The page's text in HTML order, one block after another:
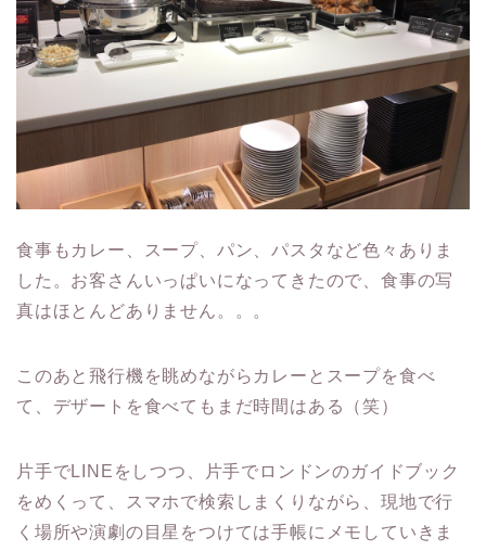
食事もカレー、スープ、パン、パスタなど色々ありま
した。お客さんいっぱいになってきたので、食事の写
真はほとんどありません。。。
このあと飛行機を眺めながらカレーとスープを食べ
て、デザートを食べてもまだ時間はある（笑）
片手でLINEをしつつ、片手でロンドンのガイドブック
をめくって、スマホで検索しまくりながら、現地で行
く場所や演劇の目星をつけては手帳にメモしていきま